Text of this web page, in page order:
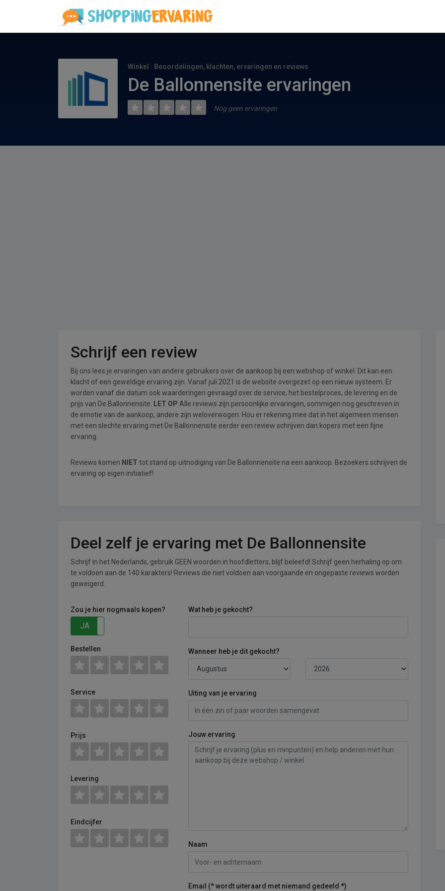
Winkel : Beoordelingen, klachten, ervaringen en reviews
De Ballonnensite ervaringen
Nog geen ervaringen
Schrijf een review
Bij ons lees je ervaringen van andere gebruikers over de aankoop bij een webshop of winkel. Dit kan een
klacht of een geweldige ervaring zijn. Vanaf juli 2021 is de website overgezet op een nieuw systeem. Er
worden vanaf die datum ook waarderingen gevraagd over de service, het bestelproces, de levering en de
prijs van De Ballonnensite.
LET OP Alle reviews zijn persoonlijke ervaringen, sommigen nog geschreven in
de emotie van de aankoop, andere zijn weloverwogen. Hou er rekening mee dat in het algemeen mensen
met een slechte ervaring met De Ballonnensite eerder een review schrijven dan kopers met een fijne
ervaring.
Reviews komen NIET tot stand op uitnodiging van De Ballonnensite na een aankoop. Bezoekers schrijven de
ervaring op eigen initiatief!
Deel zelf je ervaring met De Ballonnensite
Schrijf in het Nederlands, gebruik GEEN woorden in hoofdletters, blijf beleefd! Schrijf geen herhaling op om
te voldoen aan de 140 karakters! Reviews die niet voldoen aan voorgaande en ongepaste reviews worden
geweigerd.
Zou je hier nogmaals kopen?
JA
Bestellen
Service
Prijs
Levering
Eindcijfer
Wat heb je gekocht?
Wanneer heb je dit gekocht?
Uiting van je ervaring
Jouw ervaring
Naam
Email (* wordt uiteraard met niemand gedeeld *)